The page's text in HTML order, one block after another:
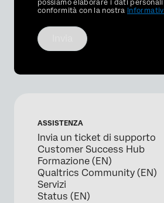
Optin
possiamo elaborare i dati
conformità con la nostra
ASSISTENZA
Invia un ticket di supporto
Customer Success Hub
Formazione (EN)
Qualtrics Community (EN)
Servizi
Status (EN)